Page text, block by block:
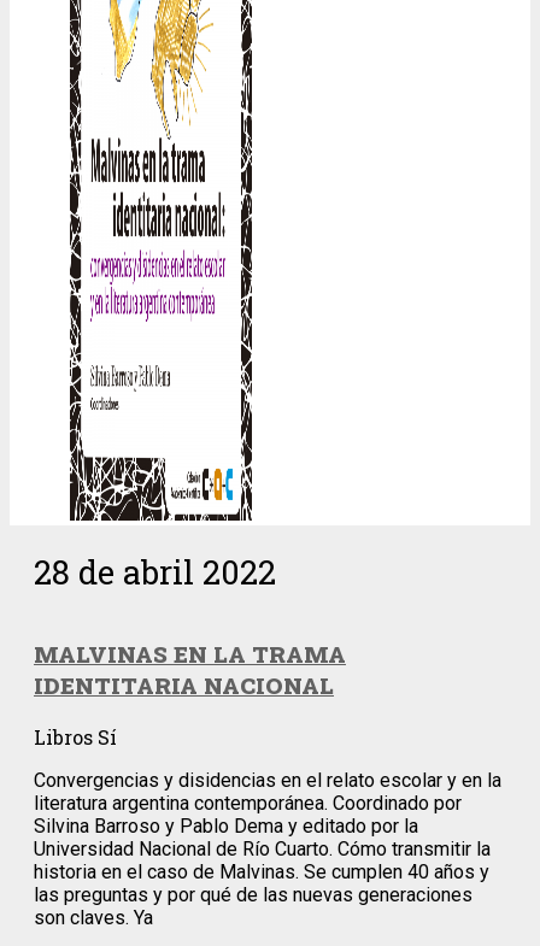
28 de abril 2022
MALVINAS EN LA TRAMA
IDENTITARIA NACIONAL
Libros Sí
Convergencias y disidencias en el relato escolar y en la
literatura argentina contemporánea. Coordinado por
Silvina Barroso y Pablo Dema y editado por la
Universidad Nacional de Río Cuarto. Cómo transmitir la
historia en el caso de Malvinas. Se cumplen 40 años y
las preguntas y por qué de las nuevas generaciones
son claves. Ya